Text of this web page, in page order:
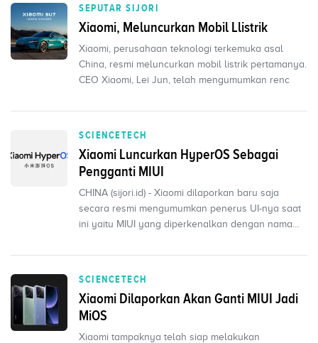
SEPUTAR SIJORI
Xiaomi, Meluncurkan Mobil Llistrik
Xiaomi, perusahaan teknologi terkemuka asal
China, resmi meluncurkan mobil listrik pertamanya.
CEO Xiaomi, Lei Jun, telah mengumumkan renc
SCIENCETECH
Xiaomi Luncurkan HyperOS Sebagai
Pengganti MIUI
CHINA (sijori.id) - Xiaomi dilaporkan baru saja
secara resmi mengumumkan penerus UI-nya saat
ini yaitu MIUI yang diperkenalkan dengan nama
SCIENCETECH
Xiaomi Dilaporkan Akan Ganti MIUI Jadi
MiOS
Xiaomi tampaknya telah siap melakukan